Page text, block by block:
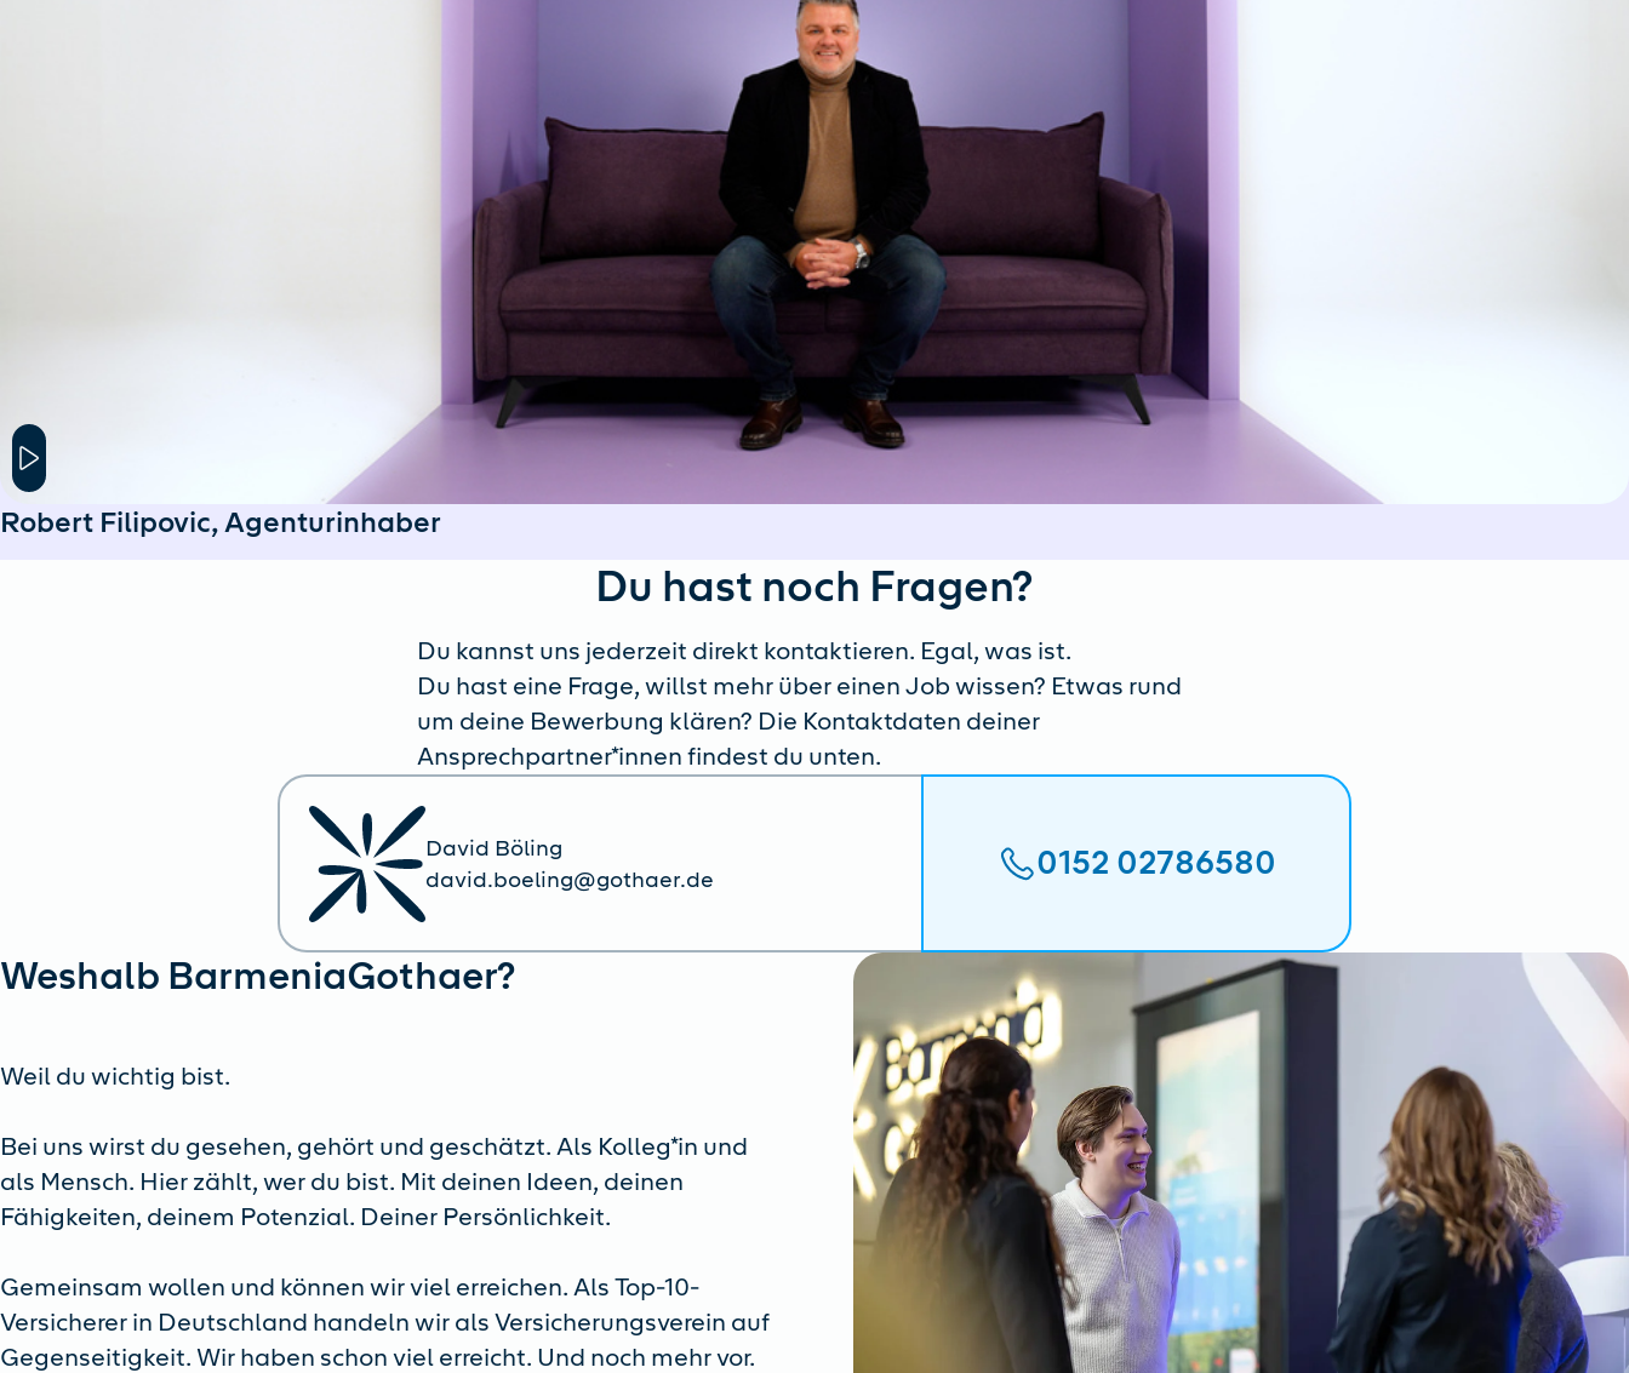
Hier klicken um das Modal Fenster zu öffnen
Robert Filipovic, Agenturinhaber
Du hast noch Fragen?
Du kannst uns jederzeit direkt kontaktieren. Egal, was ist.
Du hast eine Frage, willst mehr über einen Job wissen? Etwas rund
um deine Bewerbung klären? Die Kontaktdaten deiner
Ansprechpartner*innen findest du unten.
David Böling
david.boeling@gothaer.de
0152 02786580
Weshalb BarmeniaGothaer?
Weil du wichtig bist.
Bei uns wirst du gesehen, gehört und geschätzt. Als Kolleg*in und
als Mensch. Hier zählt, wer du bist. Mit deinen Ideen, deinen
Fähigkeiten, deinem Potenzial. Deiner Persönlichkeit.
Gemeinsam wollen und können wir viel erreichen. Als Top-10-
Versicherer in Deutschland handeln wir als Versicherungsverein auf
Gegenseitigkeit. Wir haben schon viel erreicht. Und noch mehr vor.